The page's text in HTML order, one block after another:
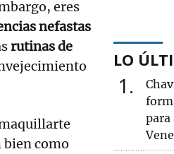
eres
nefastas
rutinas de
bien como
LO
1
para